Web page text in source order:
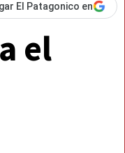
El Patagonico en
el